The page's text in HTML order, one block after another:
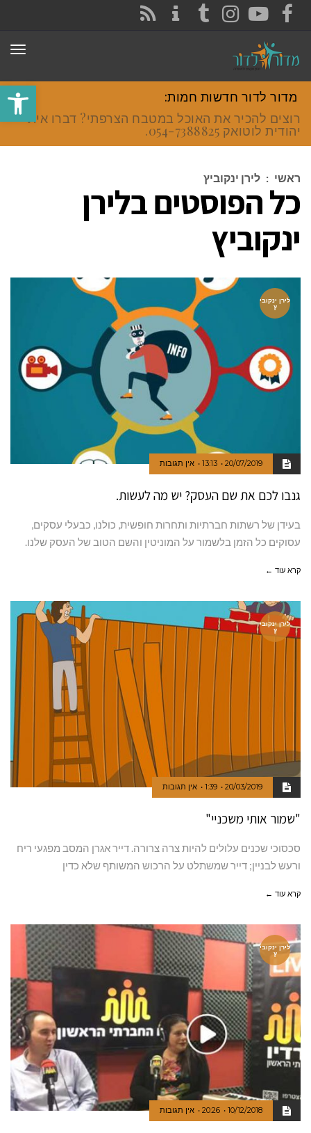
פתח
FACEBOOK
YOUTUBE
INSTAGRAM
TUMBLR
מדור לדור חדשות חמות:
רוצים להכיר את האוכל במטבח הצרפתי? דברו איתי
יהודית לוטואק 054-7388825.
ראשי : לירן ינקוביץ
כל הפוסטים בלירן
ינקוביץ
לירן ינקובי
ץ
20/07/2019
13:13 אין תגובות
גנבו לכם את שם העסק? יש מה לעשות.
בעידן של רשתות חברתיות ותחרות חופשית, כולנו, כבעלי עסקים,
עסוקים כל הזמן בלשמור על המוניטין והשם הטוב של העסק שלנו.
קרא עוד ←
לירן ינקובי
ץ
20/03/2019
1:39 אין תגובות
"שמור אותי משכניי"
סכסוכי שכנים עלולים להיות צרה צרורה. דייר אגרן המסב מפגעי ריח
ורעש לבניין; דייר שמשתלט על הרכוש המשותף שלא כדין
קרא עוד ←
לירן ינקובי
ץ
10/12/2018
20:26 אין תגובות